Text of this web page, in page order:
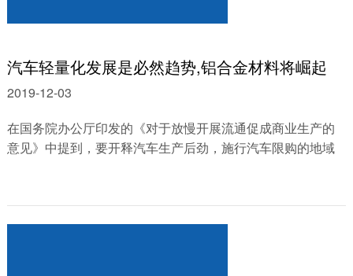
汽车轻量化发展是必然趋势,铝合金材料将崛起
2019-12-03
在国务院办公厅印发的《对于放慢开展流通促成商业生产的
意见》中提到，要开释汽车生产后劲，施行汽车限购的地域